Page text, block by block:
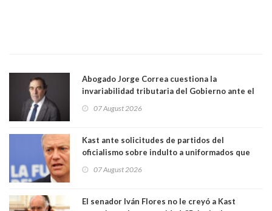
Abogado Jorge Correa cuestiona la
invariabilidad tributaria del Gobierno ante el
democracia” y "defendemos la alternancia en el
07 August 2026
Kast ante solicitudes de partidos del
oficialismo sobre indulto a uniformados que
07 August 2026
El senador Iván Flores no le creyó a Kast